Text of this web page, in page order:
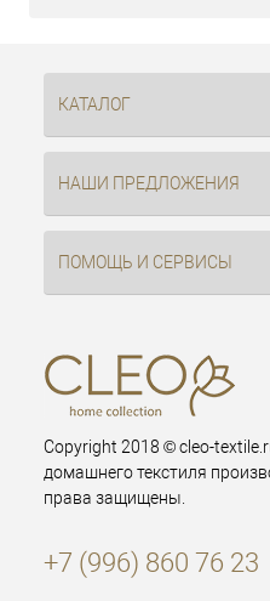
КАТАЛОГ
НАШИ ПРЕДЛОЖЕНИЯ
ПОМОЩЬ И СЕРВИСЫ
Copyright 2018 © cleo-
домашнего текстиля
права защищены.
+7 (996) 860 76 23